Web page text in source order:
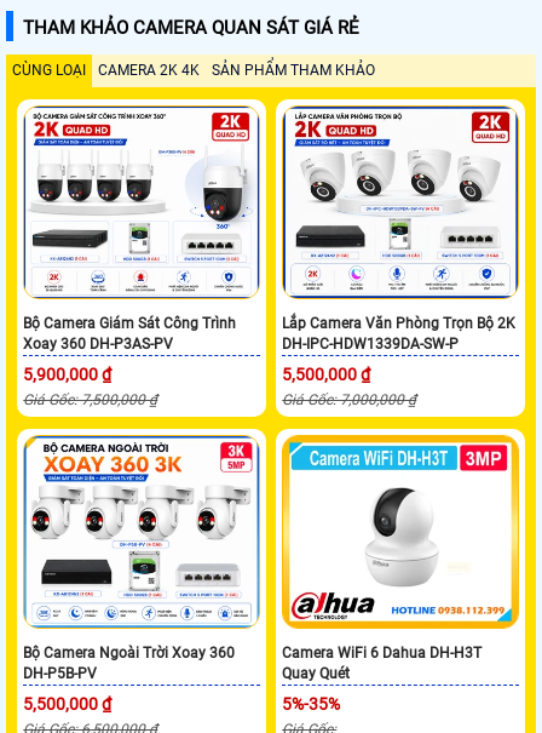
THAM KHẢO CAMERA QUAN SÁT GIÁ RẺ
CÙNG LOẠI CAMERA 2K 4K SẢN PHẨM THAM KHẢO
Bộ Camera Giám Sát Công Trình
Xoay 360 DH-P3AS-PV
5,900,000 ₫
Giá Gốc: 7,500,000 ₫
Lắp Camera Văn Phòng Trọn Bộ 2K
DH-IPC-HDW1339DA-SW-P
5,500,000 ₫
Giá Gốc: 7,000,000 ₫
Bộ Camera Ngoài Trời Xoay 360
DH-P5B-PV
5,500,000 ₫
Giá Gốc: 6,500,000 ₫
Camera WiFi 6 Dahua DH-H3T
Quay Quét
5%-35%
Giá Gốc: